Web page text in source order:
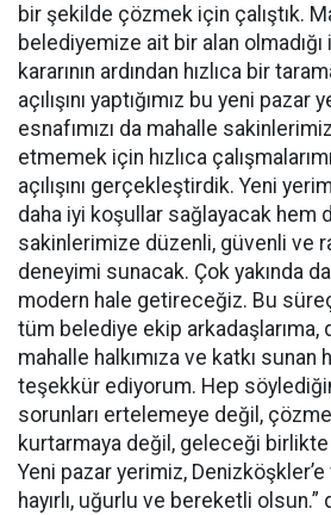
bir şekilde çözmek için çalıştık.
belediyemize ait bir alan olmadığı
kararının ardından hızlıca bir
açılışını yaptığımız bu yeni
esnafımızı da mahalle
etmemek için hızlıca
açılışını gerçekleştirdik. Yeni
daha iyi koşullar sağlayacak hem
sakinlerimize düzenli, güvenli ve
deneyimi sunacak. Çok yakında
modern hale getireceğiz. Bu
tüm belediye ekip arkadaşlarıma,
mahalle halkımıza ve katkı
teşekkür ediyorum. Hep
sorunları ertelemeye değil,
kurtarmaya değil, geleceği
Yeni pazar yerimiz, Denizköşkler’e
hayırlı, uğurlu ve bereketli olsun.”